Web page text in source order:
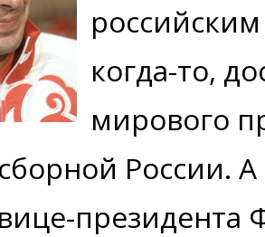
когда-то,
мирового
России. А
президента